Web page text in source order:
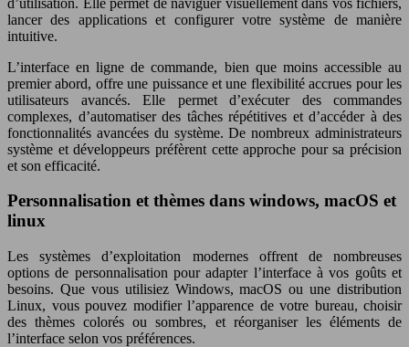
lancer des applications et configurer votre système de manière
intuitive.
L’interface en ligne de commande, bien que moins accessible au
premier abord, offre une puissance et une flexibilité accrues pour les
utilisateurs avancés. Elle permet d’exécuter des commandes
complexes, d’automatiser des tâches répétitives et d’accéder à des
fonctionnalités avancées du système. De nombreux administrateurs
système et développeurs préfèrent cette approche pour sa précision
et son efficacité.
Personnalisation et thèmes dans windows, macOS et
linux
Les systèmes d’exploitation modernes offrent de nombreuses
options de personnalisation pour adapter l’interface à vos goûts et
besoins. Que vous utilisiez Windows, macOS ou une distribution
Linux, vous pouvez modifier l’apparence de votre bureau, choisir
des thèmes colorés ou sombres, et réorganiser les éléments de
l’interface selon vos préférences.